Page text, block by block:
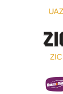
UAZ
ZIC